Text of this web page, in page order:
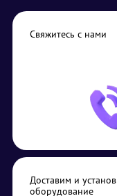
Свяжитесь с нами
Доставим и
оборудование